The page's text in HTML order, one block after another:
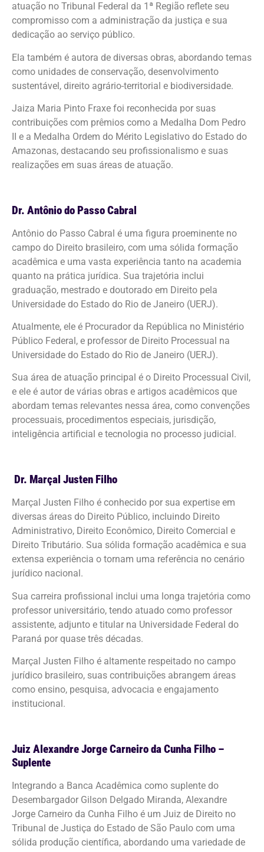
atuação no Tribunal Federal da 1ª Região reflete seu
compromisso com a administração da justiça e sua
dedicação ao serviço público.
Ela também é autora de diversas obras, abordando temas
como unidades de conservação, desenvolvimento
sustentável, direito agrário-territorial e biodiversidade.
Jaiza Maria Pinto Fraxe foi reconhecida por suas
contribuições com prêmios como a Medalha Dom Pedro
II e a Medalha Ordem do Mérito Legislativo do Estado do
Amazonas, destacando seu profissionalismo e suas
realizações em suas áreas de atuação.
Dr. Antônio do Passo Cabral
Antônio do Passo Cabral é uma figura proeminente no
campo do Direito brasileiro, com uma sólida formação
acadêmica e uma vasta experiência tanto na academia
quanto na prática jurídica. Sua trajetória inclui
graduação, mestrado e doutorado em Direito pela
Universidade do Estado do Rio de Janeiro (UERJ).
Atualmente, ele é Procurador da República no Ministério
Público Federal, e professor de Direito Processual na
Universidade do Estado do Rio de Janeiro (UERJ).
Sua área de atuação principal é o Direito Processual Civil,
e ele é autor de várias obras e artigos acadêmicos que
abordam temas relevantes nessa área, como convenções
processuais, procedimentos especiais, jurisdição,
inteligência artificial e tecnologia no processo judicial.
Dr. Marçal Justen Filho
Marçal Justen Filho é conhecido por sua expertise em
diversas áreas do Direito Público, incluindo Direito
Administrativo, Direito Econômico, Direito Comercial e
Direito Tributário. Sua sólida formação acadêmica e sua
extensa experiência o tornam uma referência no cenário
jurídico nacional.
Sua carreira profissional inclui uma longa trajetória como
professor universitário, tendo atuado como professor
assistente, adjunto e titular na Universidade Federal do
Paraná por quase três décadas.
Marçal Justen Filho é altamente respeitado no campo
jurídico brasileiro, suas contribuições abrangem áreas
como ensino, pesquisa, advocacia e engajamento
institucional.
Juiz Alexandre Jorge Carneiro da Cunha Filho –
Suplente
Integrando a Banca Acadêmica como suplente do
Desembargador Gilson Delgado Miranda, Alexandre
Jorge Carneiro da Cunha Filho é um Juiz de Direito no
Tribunal de Justiça do Estado de São Paulo com uma
sólida produção científica, abordando uma variedade de